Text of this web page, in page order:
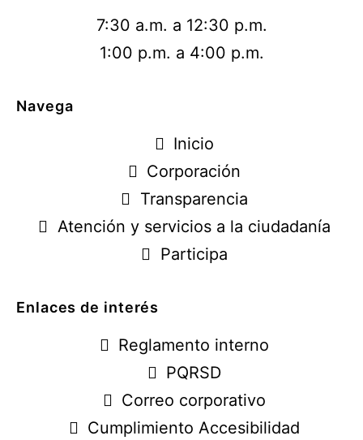
7:30 a.m. a 12:30 p.m.
1:00 p.m. a 4:00 p.m.
Navega
Inicio
Corporación
Transparencia
Atención y servicios a la ciudadanía
Participa
Enlaces de interés
Reglamento interno
PQRSD
Correo corporativo
Cumplimiento Accesibilidad